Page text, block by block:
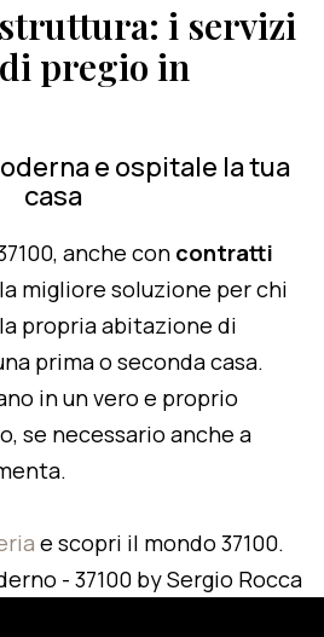
i servizi
pregio in
e ospitale la tua
casa
anche con contratti
migliore soluzione per chi
propria abitazione di
prima o seconda casa.
in un vero e proprio
se necessario anche a
e scopri il mondo 37100.